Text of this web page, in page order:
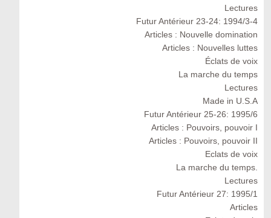
Lectures
Futur Antérieur 23-24: 1994/3-4
Articles : Nouvelle domination
Articles : Nouvelles luttes
Éclats de voix
La marche du temps
Lectures
Made in U.S.A
Futur Antérieur 25-26: 1995/6
Articles : Pouvoirs, pouvoir I
Articles : Pouvoirs, pouvoir II
Eclats de voix
La marche du temps.
Lectures
Futur Antérieur 27: 1995/1
Articles